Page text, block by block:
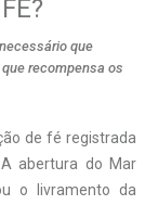
que
recompensa os
de fé registrada
abertura do Mar
o livramento da